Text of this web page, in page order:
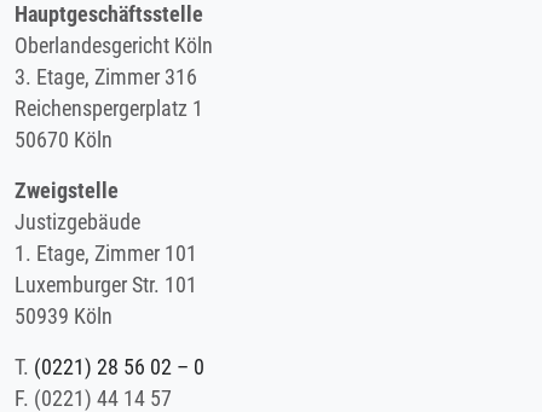
Hauptgeschäftsstelle
Oberlandesgericht Köln
3. Etage, Zimmer 316
Reichenspergerplatz 1
50670 Köln
Zweigstelle
Justizgebäude
1. Etage, Zimmer 101
Luxemburger Str. 101
50939 Köln
T. (0221) 28 56 02 – 0
F. (0221) 44 14 57